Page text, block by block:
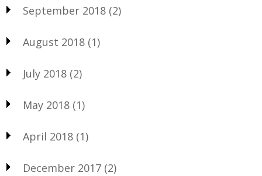
September 2018 (2)
August 2018 (1)
July 2018 (2)
May 2018 (1)
April 2018 (1)
December 2017 (2)